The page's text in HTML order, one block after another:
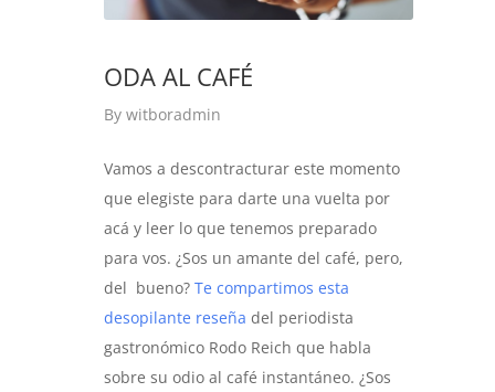
ODA AL CAFÉ
By witboradmin
Vamos a descontracturar este momento
que elegiste para darte una vuelta por
acá y leer lo que tenemos preparado
para vos. ¿Sos un amante del café, pero,
del bueno? Te compartimos esta
desopilante reseña del periodista
gastronómico Rodo Reich que habla
sobre su odio al café instantáneo. ¿Sos